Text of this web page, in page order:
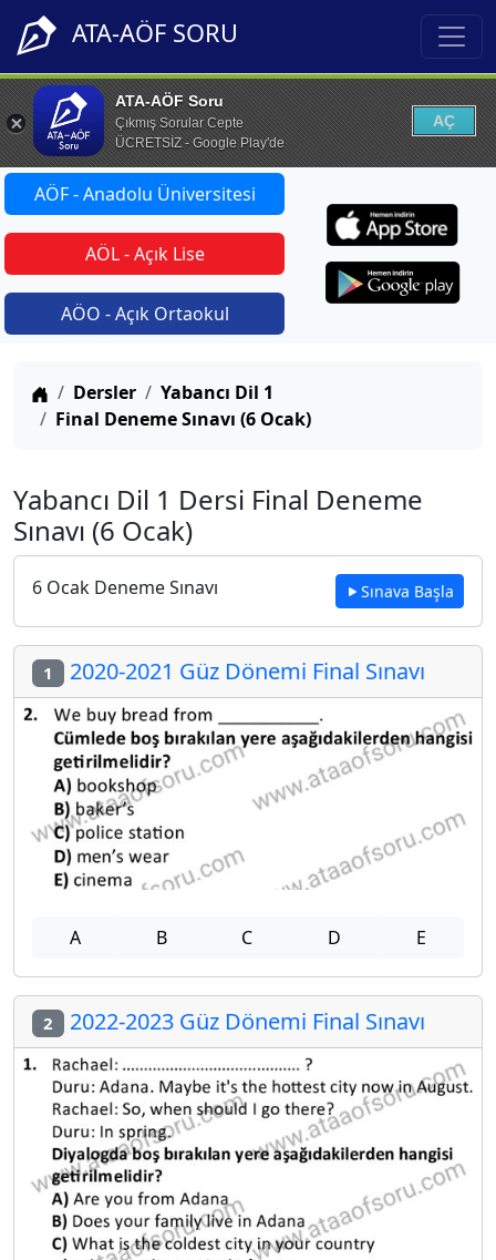
ATA-AÖF SORU
ATA-AÖF Soru
Çıkmış Sorular Cepte
ÜCRETSİZ - Google Play'de
AÇ
AÖF - Anadolu Üniversitesi
AÖL - Açık Lise
AÖO - Açık Ortaokul
Anasayfa
Dersler
Yabancı Dil 1
Final Deneme Sınavı (6 Ocak)
Yabancı Dil 1 Dersi Final Deneme
Sınavı (6 Ocak)
6 Ocak Deneme Sınavı Sınava Başla
1 2020-2021 Güz Dönemi Final Sınavı
A B C D E
2 2022-2023 Güz Dönemi Final Sınavı